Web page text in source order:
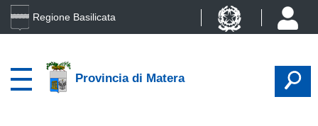
Regione Basilicata
Provincia di Matera